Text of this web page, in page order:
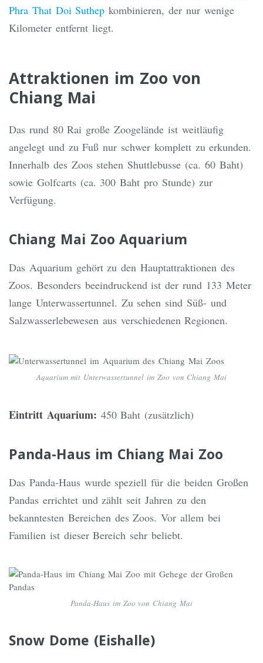
Phra That Doi Suthep kombinieren, der nur wenige
Kilometer entfernt liegt.
Attraktionen im Zoo von
Chiang Mai
Das rund 80 Rai große Zoogelände ist weitläufig
angelegt und zu Fuß nur schwer komplett zu erkunden.
Innerhalb des Zoos stehen Shuttlebusse (ca. 60 Baht)
sowie Golfcarts (ca. 300 Baht pro Stunde) zur
Verfügung.
Chiang Mai Zoo Aquarium
Das Aquarium gehört zu den Hauptattraktionen des
Zoos. Besonders beeindruckend ist der rund 133 Meter
lange Unterwassertunnel. Zu sehen sind Süß- und
Salzwasserlebewesen aus verschiedenen Regionen.
Aquarium mit Unterwassertunnel im Zoo von Chiang Mai
Eintritt Aquarium: 450 Baht (zusätzlich)
Panda-Haus im Chiang Mai Zoo
Das Panda-Haus wurde speziell für die beiden Großen
Pandas errichtet und zählt seit Jahren zu den
bekanntesten Bereichen des Zoos. Vor allem bei
Familien ist dieser Bereich sehr beliebt.
Panda-Haus im Zoo von Chiang Mai
Snow Dome (Eishalle)